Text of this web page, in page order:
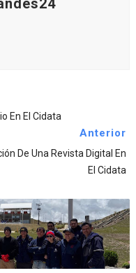
En El Cidata
Anterior
De Una Revista Digital En
El Cidata